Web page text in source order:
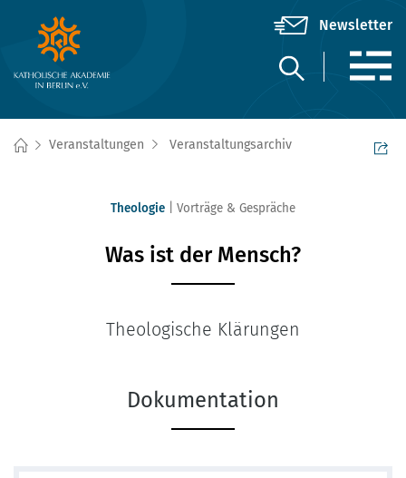
Veranstaltungen Veranstaltungsarchiv
Theologie Vorträge & Gespräche
Was ist der Mensch?
Theologische Klärungen
Dokumentation